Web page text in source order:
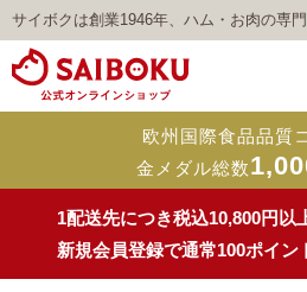
サイボクは創業1946年、ハム・お肉の専
欧州国際食品品質
金メダル総数
1配送先につき税込10,800円以
新規会員登録で通常100ポイン